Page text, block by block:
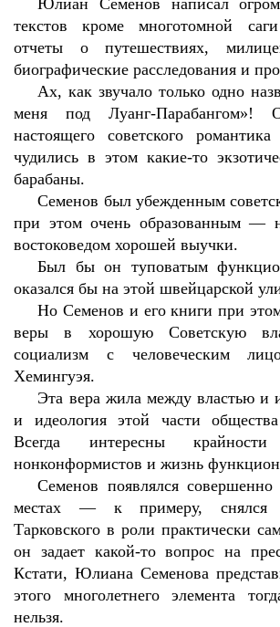
Юлиан Семенов написал
текстов кроме многотомной
отчеты о путешествиях,
биографические расследования и
Ах, как звучало только одно
меня под Луанг-Парабангом»!
настоящего советского
чудились в этом какие-то
барабаны.
Семенов был убежденным
при этом очень образованным —
востоковедом хорошей выучки.
Был бы он туповатым
оказался бы на этой швейцарской
Но Семенов и его книги при
веры в хорошую Советскую
социализм с человеческим
Хемингуэя.
Эта вера жила между властью и
и идеология этой части
Всегда интересны
нонконформистов и жизнь
Семенов появлялся
местах — к примеру, снялся
Тарковского в роли практически
он задает какой-то вопрос на
Кстати, Юлиана Семенова
этого многолетнего элемента
нельзя.